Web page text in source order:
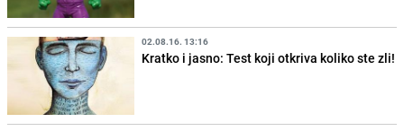
02.08.16. 13:16
Kratko i jasno: Test koji otkriva koliko ste zli!